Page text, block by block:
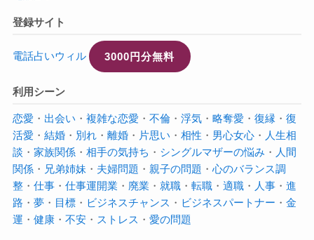
登録サイト
電話占いウィル 3000円分無料
利用シーン
恋愛 ・ 出会い ・ 複雑な恋愛 ・ 不倫・ 浮気・ 略奪愛 ・ 復縁 ・ 復
活愛 ・ 結婚・ 別れ・ 離婚・ 片思い ・ 相性 ・ 男心女心・ 人生相
談 ・ 家族関係・ 相手の気持ち ・ シングルマザーの悩み ・ 人間
関係・ 兄弟姉妹 ・ 夫婦問題 ・ 親子の問題 ・ 心のバランス調
整・ 仕事・ 仕事運開業 ・ 廃業 ・ 就職・ 転職・ 適職・ 人事・ 進
路 ・ 夢・ 目標・ ビジネスチャンス ・ ビジネスパートナー ・ 金
運 ・ 健康・ 不安・ ストレス ・ 愛の問題